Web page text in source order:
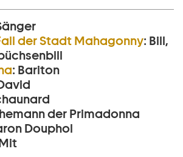
der Stadt Mahagonny: Bill,
: Bariton
der Primadonna
Douphol